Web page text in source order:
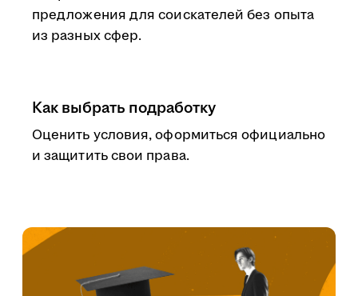
предложения для соискателей без опыта
из разных сфер.
Как выбрать подработку
Оценить условия, оформиться официально
и защитить свои права.